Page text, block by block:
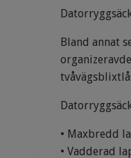
Bland annat
• Maxbredd
• Vadderad